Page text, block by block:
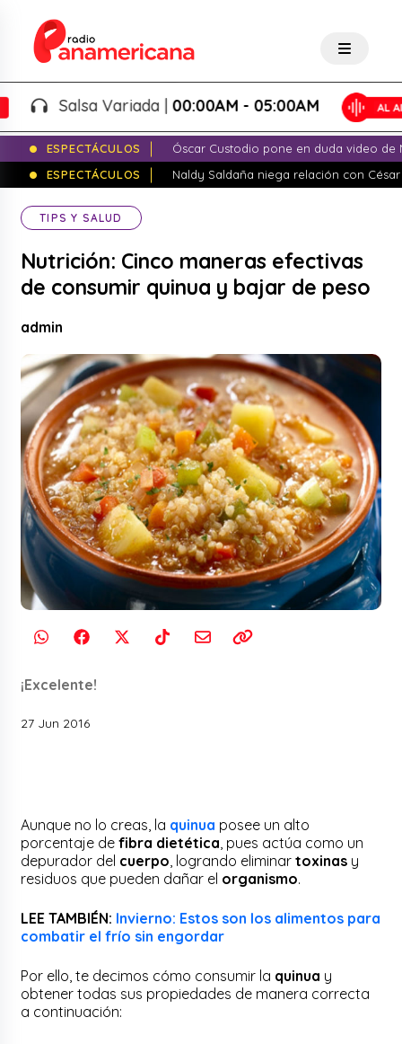
Salsa Variada |00:00AM - 05:00AM
ESPECTÁCULOS
Óscar Custodio pone en duda video de
ESPECTÁCULOS
Naldy Saldaña niega relación con
TIPS Y SALUD
Nutrición: Cinco maneras efectivas
de consumir quinua y bajar de peso
admin
¡Excelente!
27 Jun 2016
Aunque no lo creas, la quinua posee un alto
porcentaje defibra dietética , pues actúa como un
depurador del cuerpo , logrando eliminartoxinas y
residuos que pueden dañar el organismo.
LEE TAMBIÉN: Invierno: Estos son los alimentos para
combatir el frío sin engordar
Por ello, te decimos cómo consumir la quinua y
obtener todas sus propiedades de manera correcta
a continuación: